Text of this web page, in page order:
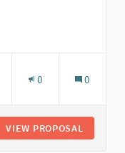
0 0
VIEW PROPOSAL